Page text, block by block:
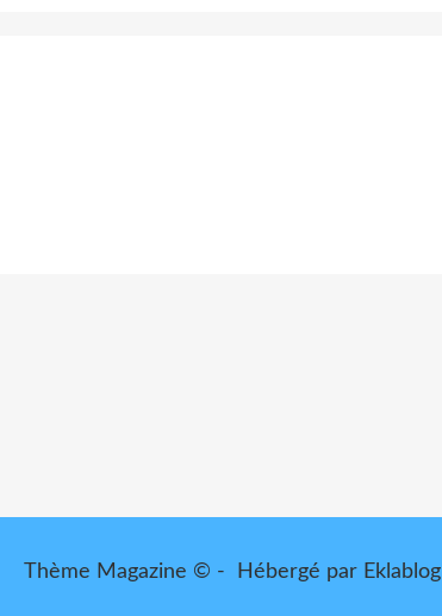
Thème Magazine © - Hébergé par Eklablog